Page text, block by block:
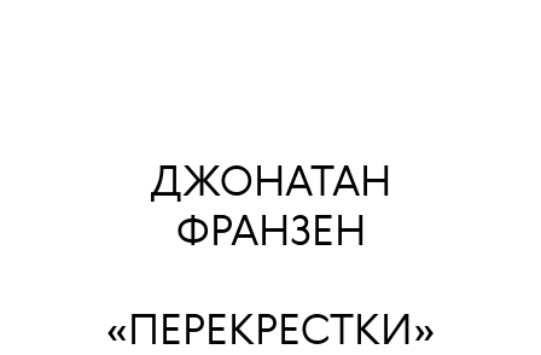
ДЖОНАТАН
ФРАНЗЕН
«ПЕРЕКРЕСТКИ»